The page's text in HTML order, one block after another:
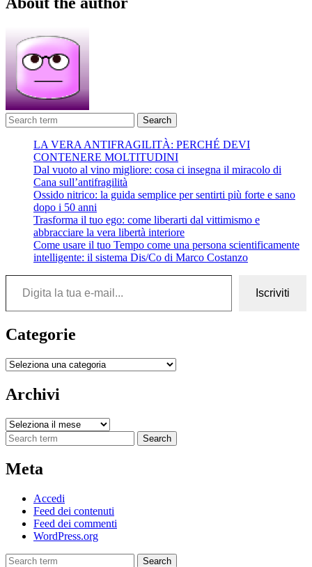
Search
LA VERA ANTIFRAGILITÀ: PERCHÉ DEVI
CONTENERE MOLTITUDINI
Dal vuoto al vino migliore: cosa ci insegna il miracolo di
Cana sull’antifragilità
Ossido nitrico: la guida semplice per sentirti più forte e sano
dopo i 50 anni
Trasforma il tuo ego: come liberarti dal vittimismo e
abbracciare la vera libertà interiore
Come usare il tuo Tempo come una persona scientificamente
intelligente: il sistema Dis/Co di Marco Costanzo
Digita la tua e-mail...
Iscriviti
Categorie
Categorie
Archivi
Archivi
Search
Meta
Accedi
Feed dei contenuti
Feed dei commenti
WordPress.org
Search